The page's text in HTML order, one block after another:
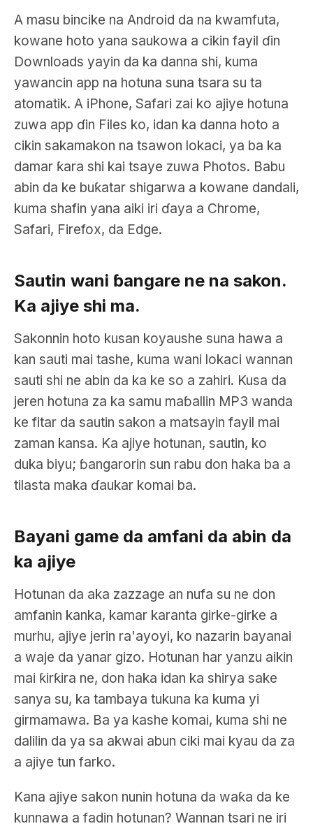
A masu bincike na Android da na kwamfuta,
kowane hoto yana saukowa a cikin fayil ɗin
Downloads yayin da ka danna shi, kuma
yawancin app na hotuna suna tsara su ta
atomatik. A iPhone, Safari zai ko ajiye hotuna
zuwa app ɗin Files ko, idan ka danna hoto a
cikin sakamakon na tsawon lokaci, ya ba ka
damar ƙara shi kai tsaye zuwa Photos. Babu
abin da ke buƙatar shigarwa a kowane dandali,
kuma shafin yana aiki iri ɗaya a Chrome,
Safari, Firefox, da Edge.
Sautin wani ɓangare ne na sakon.
Ka ajiye shi ma.
Sakonnin hoto kusan koyaushe suna hawa a
kan sauti mai tashe, kuma wani lokaci wannan
sauti shi ne abin da ka ke so a zahiri. Kusa da
jeren hotuna za ka samu maɓallin MP3 wanda
ke fitar da sautin sakon a matsayin fayil mai
zaman kansa. Ka ajiye hotunan, sautin, ko
duka biyu; ɓangarorin sun rabu don haka ba a
tilasta maka ɗaukar komai ba.
Bayani game da amfani da abin da
ka ajiye
Hotunan da aka zazzage an nufa su ne don
amfanin kanka, kamar karanta girke-girke a
murhu, ajiye jerin ra'ayoyi, ko nazarin bayanai
a waje da yanar gizo. Hotunan har yanzu aikin
mai ƙirƙira ne, don haka idan ka shirya sake
sanya su, ka tambaya tukuna ka kuma yi
girmamawa. Ba ya kashe komai, kuma shi ne
dalilin da ya sa akwai abun ciki mai kyau da za
a ajiye tun farko.
Kana ajiye sakon nunin hotuna da waƙa da ke
kunnawa a fadin hotunan? Wannan tsari ne iri